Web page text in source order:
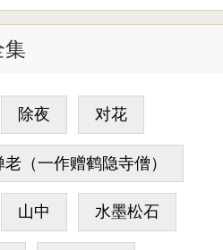
集
除夜 对花
（一作赠鹤隐寺僧）
山中 水墨松石